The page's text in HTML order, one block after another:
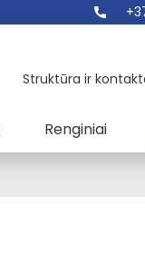
Struktūra ir
Renginiai